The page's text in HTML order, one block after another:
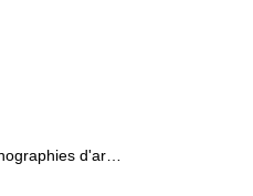
d'artistes